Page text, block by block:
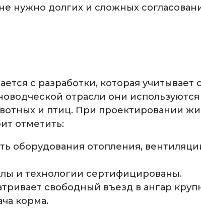
нужно долгих и сложных
с разработки, которая
отрасли они используются
и птиц. При проектировании
отметить:
оборудования отопления,
и технологии сертифицированы.
свободный въезд в ангар
корма.